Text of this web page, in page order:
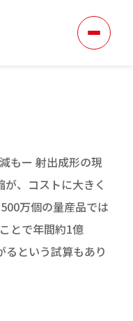
もー 射出成形の現
、コストに大きく
万個の量産品では
とで年間約1億
という試算もあり